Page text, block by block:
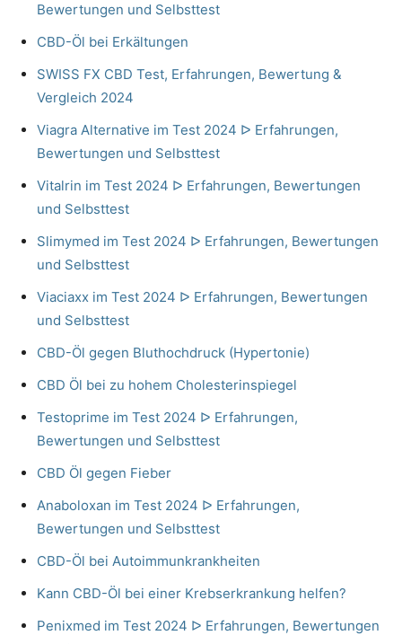
Bewertungen und Selbsttest
CBD-Öl bei Erkältungen
SWISS FX CBD Test, Erfahrungen, Bewertung &
Vergleich 2024
Viagra Alternative im Test 2024 ᐅ Erfahrungen,
Bewertungen und Selbsttest
Vitalrin im Test 2024 ᐅ Erfahrungen, Bewertungen
und Selbsttest
Slimymed im Test 2024 ᐅ Erfahrungen, Bewertungen
und Selbsttest
Viaciaxx im Test 2024 ᐅ Erfahrungen, Bewertungen
und Selbsttest
CBD-Öl gegen Bluthochdruck (Hypertonie)
CBD Öl bei zu hohem Cholesterinspiegel
Testoprime im Test 2024 ᐅ Erfahrungen,
Bewertungen und Selbsttest
CBD Öl gegen Fieber
Anaboloxan im Test 2024 ᐅ Erfahrungen,
Bewertungen und Selbsttest
CBD-Öl bei Autoimmunkrankheiten
Kann CBD-Öl bei einer Krebserkrankung helfen?
Penixmed im Test 2024 ᐅ Erfahrungen, Bewertungen